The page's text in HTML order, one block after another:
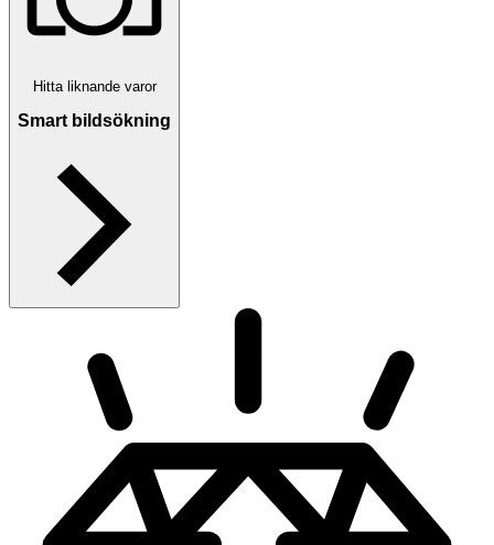
Hitta liknande varor
Smart bildsökning